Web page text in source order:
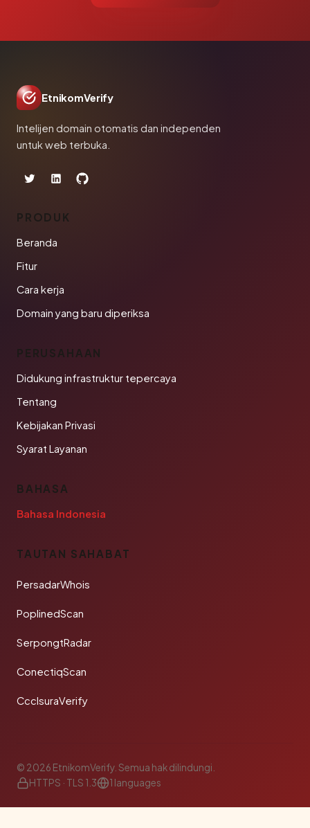
EtnikomVerify
Intelijen domain otomatis dan independen
untuk web terbuka.
PRODUK
Beranda
Fitur
Cara kerja
Domain yang baru diperiksa
PERUSAHAAN
Didukung infrastruktur tepercaya
Tentang
Kebijakan Privasi
Syarat Layanan
BAHASA
Bahasa Indonesia
TAUTAN SAHABAT
PersadarWhois
PoplinedScan
SerpongtRadar
ConectiqScan
CcclsuraVerify
© 2026 EtnikomVerify. Semua hak dilindungi.
HTTPS · TLS 1.3
1 languages